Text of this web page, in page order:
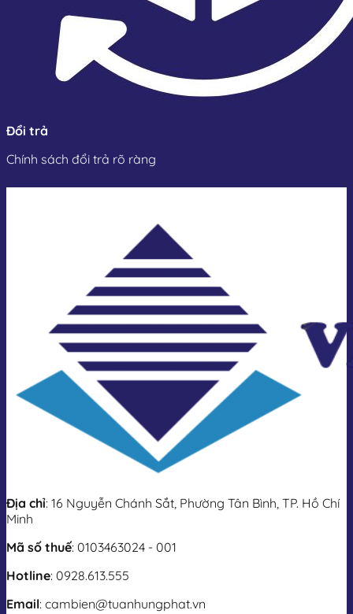
Đổi trả
Chính sách đổi trả rõ ràng
Địa chỉ: 16 Nguyễn Chánh Sắt, Phường Tân Bình, TP. Hồ Chí
Minh
Mã số thuế: 0103463024 - 001
Hotline: 0928.613.555
Email: cambien@tuanhungphat.vn